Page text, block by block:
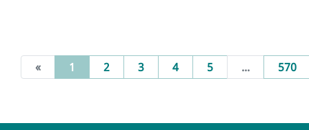
« 1 (current)
2 3 4 5 ... 570